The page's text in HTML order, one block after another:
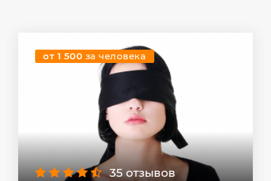
от 1 500 за человека
35 отзывов